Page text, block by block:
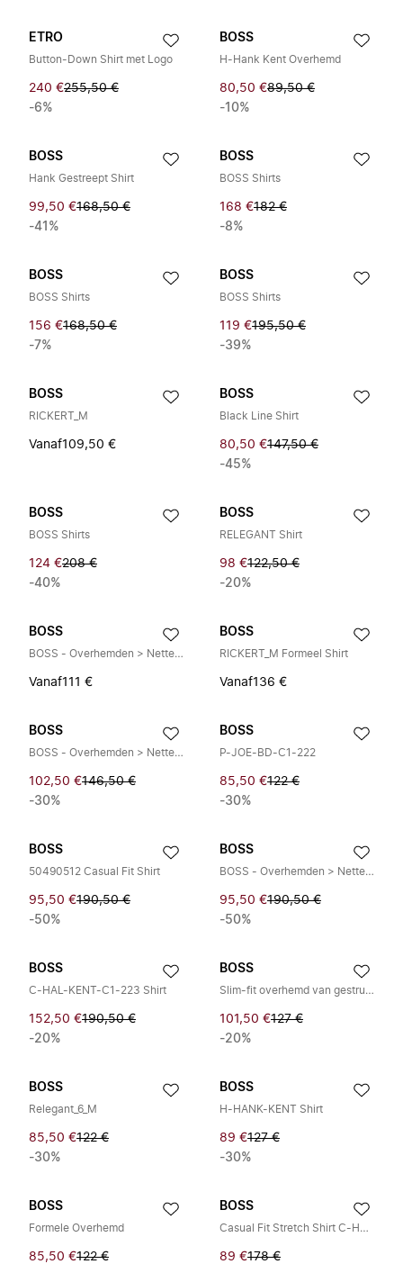
ETRO
Button-Down Shirt met Logo
240 €255,50 €
-6%
BOSS
H-Hank Kent Overhemd
80,50 €89,50 €
-10%
BOSS
Hank Gestreept Shirt
99,50 €168,50 €
-41%
BOSS
BOSS Shirts
168 €182 €
-8%
BOSS
BOSS Shirts
156 €168,50 €
-7%
BOSS
BOSS Shirts
119 €195,50 €
-39%
BOSS
RICKERT_M
Vanaf109,50 €
BOSS
Black Line Shirt
80,50 €147,50 €
-45%
BOSS
BOSS Shirts
124 €208 €
-40%
BOSS
RELEGANT Shirt
98 €122,50 €
-20%
BOSS
BOSS - Overhemden > Nette Overhemden
Vanaf111 €
BOSS
RICKERT_M Formeel Shirt
Vanaf136 €
BOSS
BOSS - Overhemden > Nette Overhemden
102,50 €146,50 €
-30%
BOSS
P-JOE-BD-C1-222
85,50 €122 €
-30%
BOSS
50490512 Casual Fit Shirt
95,50 €190,50 €
-50%
BOSS
BOSS - Overhemden > Nette Overhemden
95,50 €190,50 €
-50%
BOSS
C-HAL-KENT-C1-223 Shirt
152,50 €190,50 €
-20%
BOSS
Slim-fit overhemd van gestructureerd stretchkatoen
101,50 €127 €
-20%
BOSS
Relegant_6_M
85,50 €122 €
-30%
BOSS
H-HANK-KENT Shirt
89 €127 €
-30%
BOSS
Formele Overhemd
85,50 €122 €
BOSS
Casual Fit Stretch Shirt C-HAL-KENT-C3-223
89 €178 €